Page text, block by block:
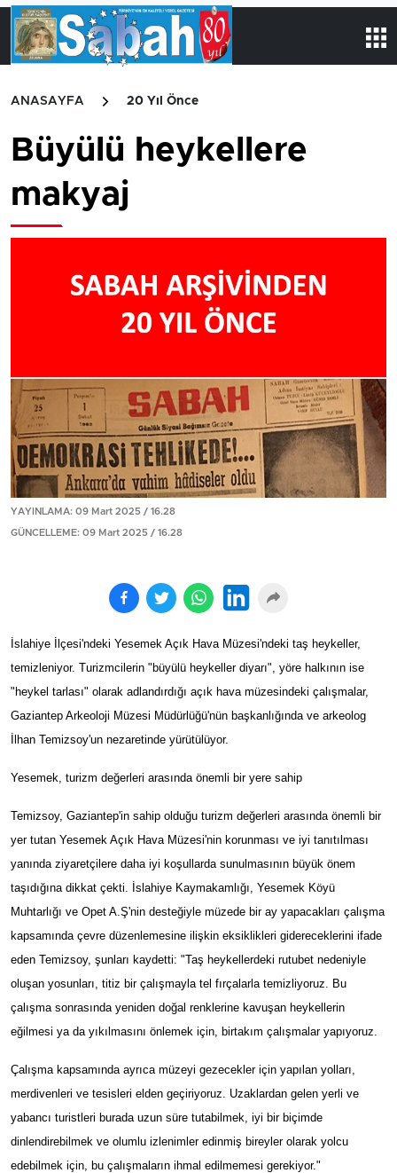
ANASAYFA 20 Yıl Önce
Büyülü heykellere
makyaj
YAYINLAMA: 09 Mart 2025 / 16.28
GÜNCELLEME: 09 Mart 2025 / 16.28
İslahiye İlçesi'ndeki Yesemek Açık Hava Müzesi'ndeki taş heykeller,
temizleniyor. Turizmcilerin "büyülü heykeller diyarı", yöre halkının ise
"heykel tarlası" olarak adlandırdığı açık hava müzesindeki çalışmalar,
Gaziantep Arkeoloji Müzesi Müdürlüğü'nün başkanlığında ve arkeolog
İlhan Temizsoy'un nezaretinde yürütülüyor.
Yesemek, turizm değerleri arasında önemli bir yere sahip
Temizsoy, Gaziantep'in sahip olduğu turizm değerleri arasında önemli bir
yer tutan Yesemek Açık Hava Müzesi'nin korunması ve iyi tanıtılması
yanında ziyaretçilere daha iyi koşullarda sunulmasının büyük önem
taşıdığına dikkat çekti. İslahiye Kaymakamlığı, Yesemek Köyü
Muhtarlığı ve Opet A.Ş'nin desteğiyle müzede bir ay yapacakları çalışma
kapsamında çevre düzenlemesine ilişkin eksiklikleri gidereceklerini ifade
eden Temizsoy, şunları kaydetti: "Taş heykellerdeki rutubet nedeniyle
oluşan yosunları, titiz bir çalışmayla tel fırçalarla temizliyoruz. Bu
çalışma sonrasında yeniden doğal renklerine kavuşan heykellerin
eğilmesi ya da yıkılmasını önlemek için, birtakım çalışmalar yapıyoruz.
Çalışma kapsamında ayrıca müzeyi gezecekler için yapılan yolları,
merdivenleri ve tesisleri elden geçiriyoruz. Uzaklardan gelen yerli ve
yabancı turistleri burada uzun süre tutabilmek, iyi bir biçimde
dinlendirebilmek ve olumlu izlenimler edinmiş bireyler olarak yolcu
edebilmek için, bu çalışmaların ihmal edilmemesi gerekiyor."